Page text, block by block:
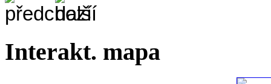
Interakt. mapa